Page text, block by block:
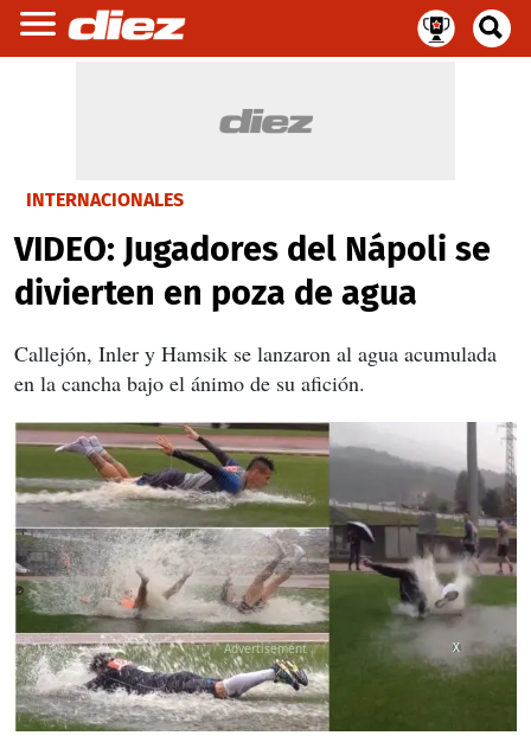
INTERNACIONALES
VIDEO: Jugadores del Nápoli se
divierten en poza de agua
Callejón, Inler y Hamsik se lanzaron al agua acumulada
en la cancha bajo el ánimo de su afición.
X